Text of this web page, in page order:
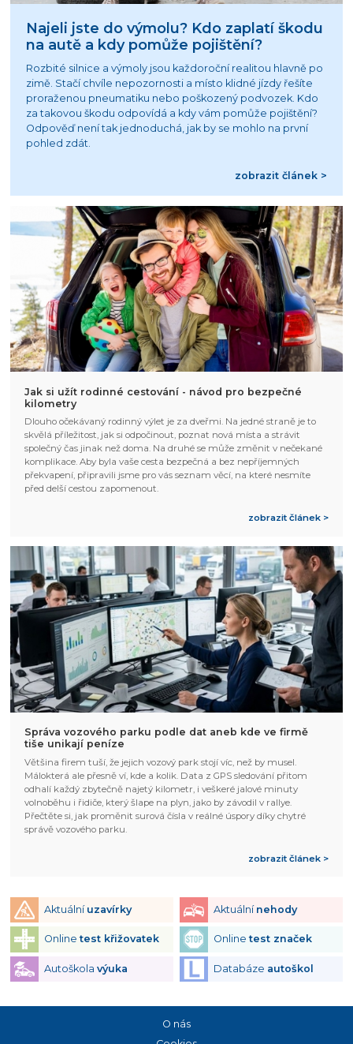
Najeli jste do výmolu? Kdo zaplatí škodu
na autě a kdy pomůže pojištění?
Rozbité silnice a výmoly jsou každoroční realitou hlavně po
zimě. Stačí chvíle nepozornosti a místo klidné jízdy řešíte
proraženou pneumatiku nebo poškozený podvozek. Kdo
za takovou škodu odpovídá a kdy vám pomůže pojištění?
Odpověď není tak jednoduchá, jak by se mohlo na první
pohled zdát.
zobrazit článek >
Jak si užít rodinné cestování - návod pro bezpečné
kilometry
Dlouho očekávaný rodinný výlet je za dveřmi. Na jedné straně je to
skvělá příležitost, jak si odpočinout, poznat nová místa a strávit
společný čas jinak než doma. Na druhé se může změnit v nečekané
komplikace. Aby byla vaše cesta bezpečná a bez nepříjemných
překvapení, připravili jsme pro vás seznam věcí, na které nesmíte
před delší cestou zapomenout.
zobrazit článek >
Správa vozového parku podle dat aneb kde ve firmě
tiše unikají peníze
Většina firem tuší, že jejich vozový park stojí víc, než by musel.
Málokterá ale přesně ví, kde a kolik. Data z GPS sledování přitom
odhalí každý zbytečně najetý kilometr, i veškeré jalové minuty
volnoběhu i řidiče, který šlape na plyn, jako by závodil v rallye.
Přečtěte si, jak proměnit surová čísla v reálné úspory díky chytré
správě vozového parku.
zobrazit článek >
Aktuální uzavírky Aktuální nehody
Onlinetest křižovatek Onlinetest značek
Autoškola výuka Databáze autoškol
O nás